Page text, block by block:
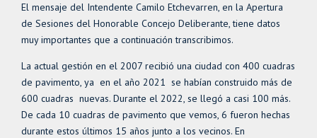
El mensaje del Intendente Camilo Etchevarren, en la Apertura
de Sesiones del Honorable Concejo Deliberante, tiene datos
muy importantes que a continuación transcribimos.
La actual gestión en el 2007 recibió una ciudad con 400 cuadras
de pavimento, ya en el año 2021 se habían construido más de
600 cuadras nuevas. Durante el 2022, se llegó a casi 100 más.
De cada 10 cuadras de pavimento que vemos, 6 fueron hechas
durante estos últimos 15 años junto a los vecinos. En